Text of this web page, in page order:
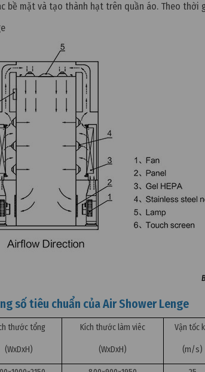
bề mặt và tạo thành hạt trên quần áo. Theo
số tiêu chuẩn của Air Shower Lenge
thước tổng
(WxDxH)
Kích thước làm viêc
(WxDxH)
Vận tốc
(m/s)